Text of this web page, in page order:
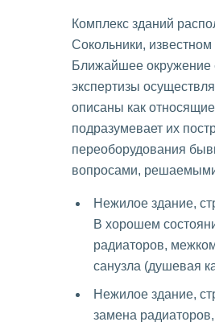
Комплекс зданий
Сокольники,
Ближайшее окружение
экспертизы
описаны как
подразумевает их
переоборудования
вопросами,
Нежилое здание,
В хорошем
радиаторов,
санузла (душевая
Нежилое здание,
замена